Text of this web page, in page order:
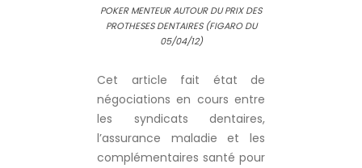
POKER MENTEUR AUTOUR DU PRIX DES
PROTHESES DENTAIRES (FIGARO DU
05/04/12)
Cet article fait état de
négociations en cours entre
les syndicats dentaires,
l’assurance maladie et les
complémentaires santé pour